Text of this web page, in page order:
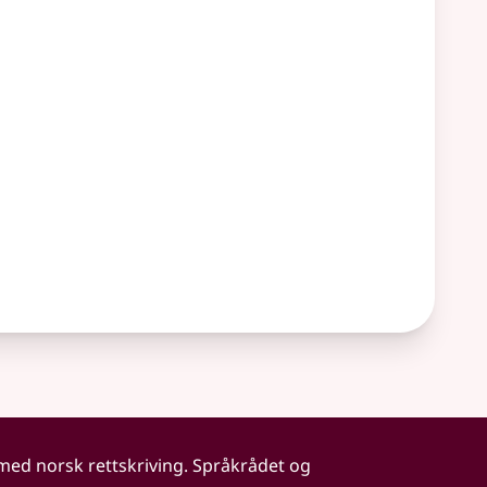
norsk rettskriving. Språkrådet og